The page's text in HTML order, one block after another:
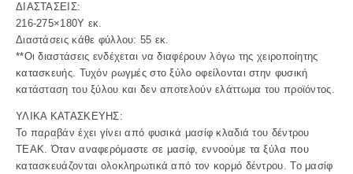
ΔΙΑΣΤΑΣΕΙΣ:
216-275×180Υ εκ.
Διαστάσεις κάθε φύλλου: 55 εκ.
**Οι διαστάσεις ενδέχεται να διαφέρουν λόγω της χειροποίητης
κατασκευής. Τυχόν ρωγμές στο ξύλο οφείλονται στην φυσική
κατάσταση του ξύλου και δεν αποτελούν ελάττωμα του προϊόντος.
ΥΛΙΚΑ ΚΑΤΑΣΚΕΥΗΣ:
Το παραβάν έχει γίνει από φυσικά μασίφ κλαδιά του δέντρου
ΤΕΑΚ. Όταν αναφερόμαστε σε μασίφ, εννοούμε τα ξύλα που
κατασκευάζονται ολοκληρωτικά από τον κορμό δέντρου. Το μασίφ